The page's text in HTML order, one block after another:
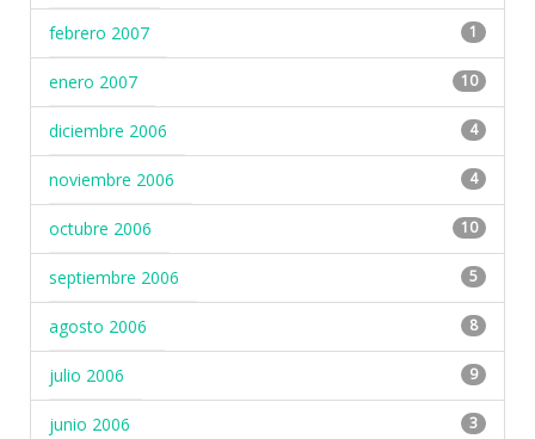
febrero 2007 1
enero 2007 10
diciembre 2006 4
noviembre 2006 4
octubre 2006 10
septiembre 2006 5
agosto 2006 8
julio 2006 9
junio 2006 3